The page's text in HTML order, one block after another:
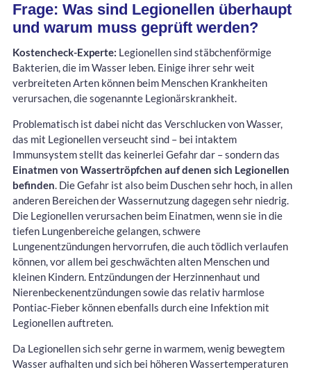
Frage: Was sind Legionellen überhaupt
und warum muss geprüft werden?
Kostencheck-Experte: Legionellen sind stäbchenförmige
Bakterien, die im Wasser leben. Einige ihrer sehr weit
verbreiteten Arten können beim Menschen Krankheiten
verursachen, die sogenannte Legionärskrankheit.
Problematisch ist dabei nicht das Verschlucken von Wasser,
das mit Legionellen verseucht sind – bei intaktem
Immunsystem stellt das keinerlei Gefahr dar – sondern das
Einatmen von Wassertröpfchen auf denen sich Legionellen
befinden. Die Gefahr ist also beim Duschen sehr hoch, in allen
anderen Bereichen der Wassernutzung dagegen sehr niedrig.
Die Legionellen verursachen beim Einatmen, wenn sie in die
tiefen Lungenbereiche gelangen, schwere
Lungenentzündungen hervorrufen, die auch tödlich verlaufen
können, vor allem bei geschwächten alten Menschen und
kleinen Kindern. Entzündungen der Herzinnenhaut und
Nierenbeckenentzündungen sowie das relativ harmlose
Pontiac-Fieber können ebenfalls durch eine Infektion mit
Legionellen auftreten.
Da Legionellen sich sehr gerne in warmem, wenig bewegtem
Wasser aufhalten und sich bei höheren Wassertemperaturen